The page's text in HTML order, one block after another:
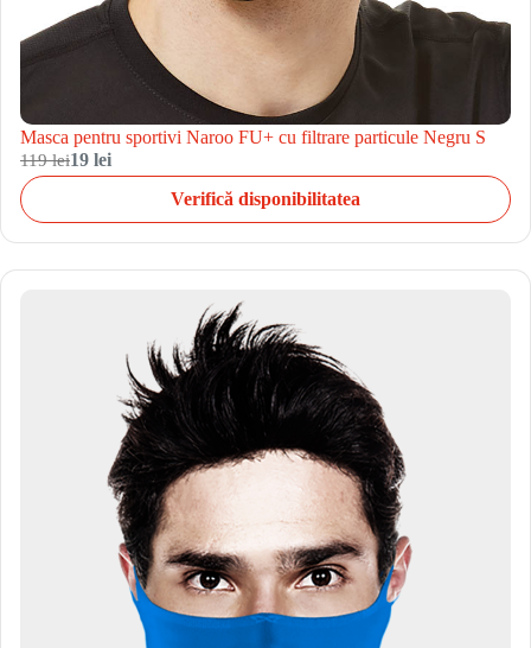
Masca pentru sportivi Naroo FU+ cu filtrare particule Negru S
119 lei19 lei
Verifică disponibilitatea